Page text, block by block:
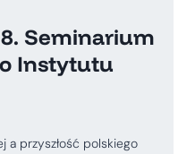
Seminarium
Instytutu
a przyszłość polskiego